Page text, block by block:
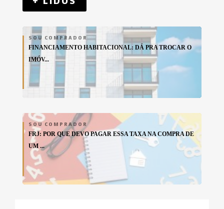
SOU COMPRADOR
FINANCIAMENTO HABITACIONAL: DÁ PRA TROCAR O
IMÓV...
SOU COMPRADOR
FRJ: POR QUE DEVO PAGAR ESSA TAXA NA COMPRA DE
UM ...